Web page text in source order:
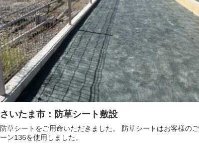
さいたま市：防草シート敷設
防草シートをご用命いただきました。 防草シートはお客様のご指定で、砂利下用のザバ
ーン136を使用しました。